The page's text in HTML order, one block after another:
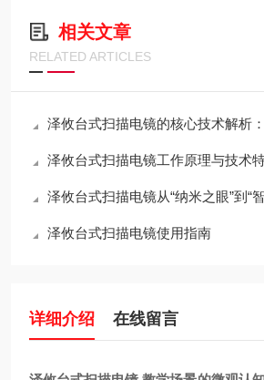
相关文章
RELATED ARTICLES
泽攸台式扫描电镜的核心技术解析：小体积、高分
泽攸台式扫描电镜工作原理与技术
泽攸台式扫描电镜从“纳米之眼”到“智
泽攸台式扫描电镜使用指南
详细介绍 在线留言